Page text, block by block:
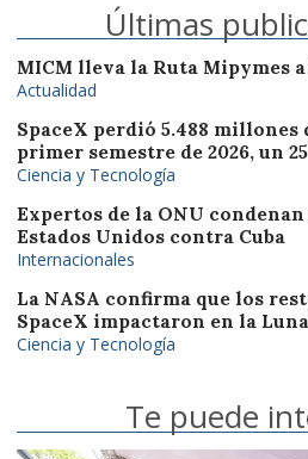
Últimas
MICM lleva la Ruta Mipymes
Actualidad
SpaceX perdió 5.488 millones
primer semestre de 2026, un
Ciencia y Tecnología
Expertos de la ONU
Estados Unidos contra Cuba
Internacionales
La NASA confirma que los
SpaceX impactaron en la Luna
Ciencia y Tecnología
Te puede